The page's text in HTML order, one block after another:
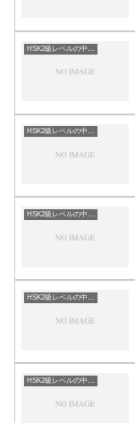
HSK2級レベルの中国語
HSK2級レベルの中国語
HSK2級レベルの中国語
HSK2級レベルの中国語